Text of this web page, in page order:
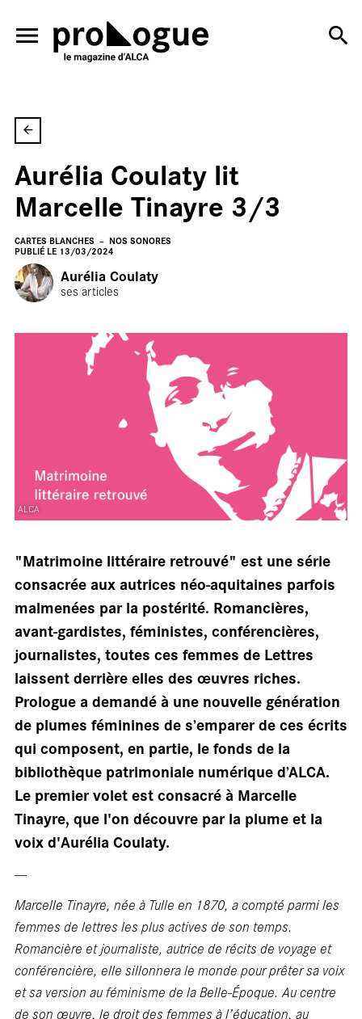
ALLER AU CONTENU PRINCIPAL
Aurélia Coulaty lit
Marcelle Tinayre 3/3
CARTES BLANCHES
NOS SONORES
PUBLIÉ LE 13/03/2024
Aurélia Coulaty
ses articles
ALCA
"Matrimoine littéraire retrouvé" est une série
consacrée aux autrices néo-aquitaines parfois
malmenées par la postérité. Romancières,
avant-gardistes, féministes, conférencières,
journalistes, toutes ces femmes de Lettres
laissent derrière elles des œuvres riches.
Prologue a demandé à une nouvelle génération
de plumes féminines de s’emparer de ces écrits
qui composent, en partie, le fonds de la
bibliothèque patrimoniale numérique d’ALCA.
Le premier volet est consacré à Marcelle
Tinayre, que l'on découvre par la plume et la
voix d'Aurélia Coulaty.
---
Marcelle Tinayre, née à Tulle en 1870, a compté parmi les
femmes de lettres les plus actives de son temps.
Romancière et journaliste, autrice de récits de voyage et
conférencière, elle sillonnera le monde pour prêter sa voix
et sa version au féminisme de la Belle-Époque. Au centre
de son œuvre, le droit des femmes à l’éducation, au